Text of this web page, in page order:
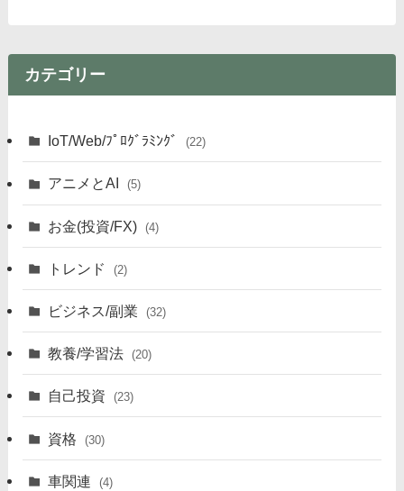
カテゴリー
IoT/Web/ﾌﾟﾛｸﾞﾗﾐﾝｸﾞ (22)
アニメとAI (5)
お金(投資/FX) (4)
トレンド (2)
ビジネス/副業 (32)
教養/学習法 (20)
自己投資 (23)
資格 (30)
車関連 (4)